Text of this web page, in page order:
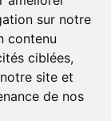
sur notre
contenu
ciblées,
site et
de nos